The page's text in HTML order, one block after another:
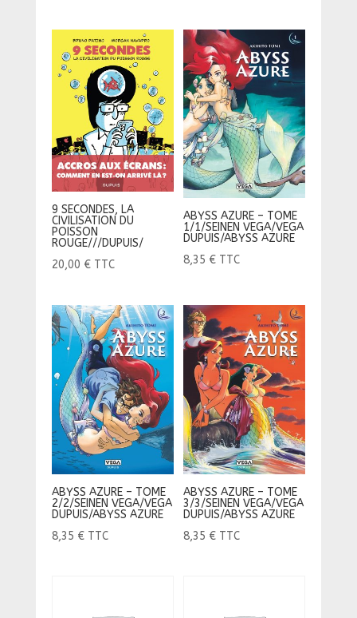
9 SECONDES, LA
CIVILISATION DU
POISSON
ROUGE///DUPUIS/
20,00 € TTC
ABYSS AZURE – TOME
1/1/SEINEN VEGA/VEGA
DUPUIS/ABYSS AZURE
8,35 € TTC
ABYSS AZURE – TOME
2/2/SEINEN VEGA/VEGA
DUPUIS/ABYSS AZURE
8,35 € TTC
ABYSS AZURE – TOME
3/3/SEINEN VEGA/VEGA
DUPUIS/ABYSS AZURE
8,35 € TTC